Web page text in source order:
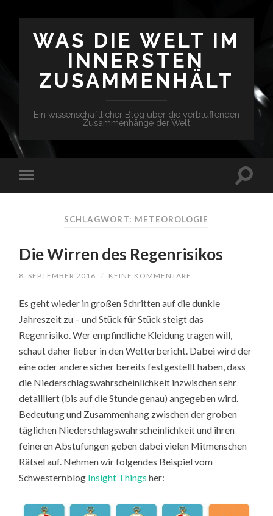
WAS DIE WELT IM
INNERSTEN
ZUSAMMENHÄLT
Ein wissenschaftlicher Blog über die verblüffenden
Zusammenhänge der Welt
SCHLAGWORT: METEOROLOGIE
Die Wirren des Regenrisikos
8. SEPTEMBER 2016 / KEINE KOMMENTARE
Es geht wieder in großen Schritten auf die dunkle
Jahreszeit zu – und Stück für Stück steigt das
Regenrisiko. Wer empfindliche Kleidung tragen will,
schaut daher lieber in den Wetterbericht. Dabei wird der
eine oder andere sicher bereits festgestellt haben, dass
die Niederschlagswahrscheinlichkeit inzwischen sehr
detailliert (bis auf die Stunde genau) angegeben wird.
Bedeutung und Zusammenhang zwischen der groben
täglichen Niederschlagswahrscheinlichkeit und ihren
feineren Abstufungen geben dabei vielen Mitmenschen
Rätsel auf. Nehmen wir folgendes Beispiel vom
Schwesternblog Insight Things her: